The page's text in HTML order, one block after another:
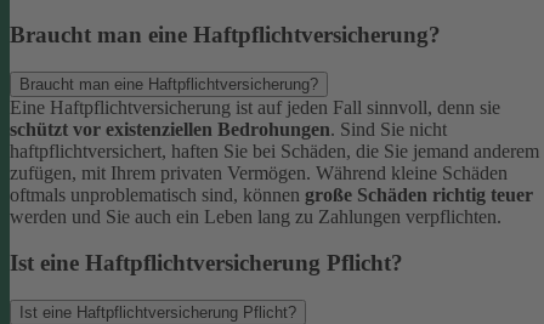
Braucht man eine Haftpflichtversicherung?
Braucht man eine Haftpflichtversicherung?
Eine Haftpflichtversicherung ist auf jeden Fall sinnvoll, denn sie
schützt vor existenziellen Bedrohungen. Sind Sie nicht
haftpflichtversichert, haften Sie bei Schäden, die Sie jemand anderem
zufügen, mit Ihrem privaten Vermögen. Während kleine Schäden
oftmals unproblematisch sind, können große Schäden richtig teuer
werden und Sie auch ein Leben lang zu Zahlungen verpflichten.
Ist eine Haftpflichtversicherung Pflicht?
Ist eine Haftpflichtversicherung Pflicht?